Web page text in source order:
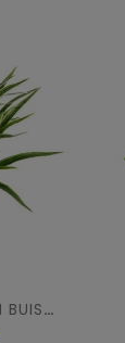
CHLOROPHYTUM BUISSON